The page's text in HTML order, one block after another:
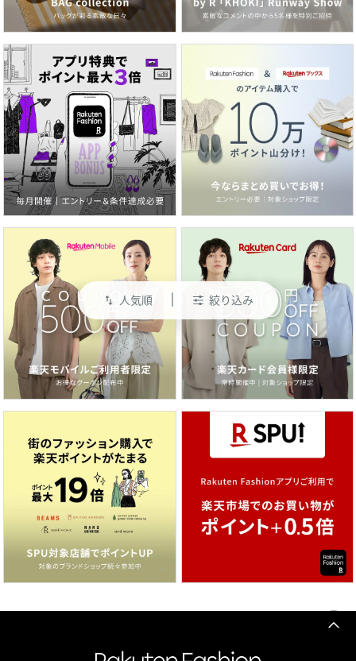
swap_vert 人気順 絞り込み